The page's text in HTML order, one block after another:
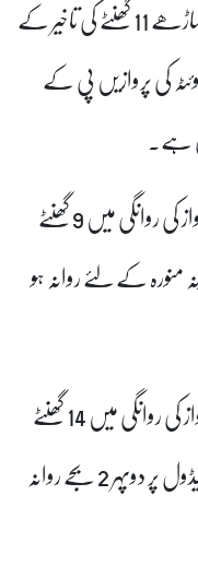
لاہور سے کوالالمپور کی پرواز پی کے 898 ساڑھے 11 گھنٹے کی تاخیر کے
کوئٹہ کی پروازیں پی کے
لاہور سے مدینہ منورہ کی پی آئی اے کی پرواز کی روانگی میں 9 گھنٹے
صبح پونے 5 بجے مدینہ منورہ کے لئے روانہ ہو
پی آئی اے کی اسلام آباد سے دوحہ کی پرواز کی روانگی میں 14 گھنٹے
تاخیر ہوئی ہے، پرواز پی کے 287 نئے شیڈول پر دوپہر 2 بجے روانہ